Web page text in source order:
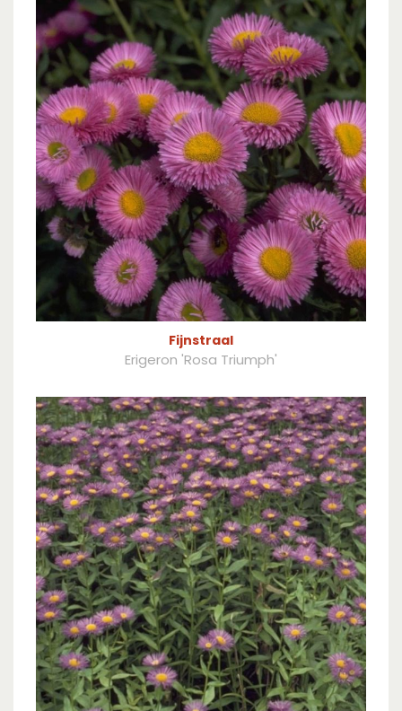
Fijnstraal
Erigeron 'Rosa Triumph'